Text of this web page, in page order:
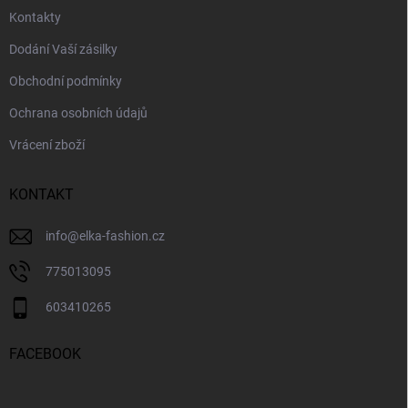
Kontakty
Dodání Vaší zásilky
Obchodní podmínky
Ochrana osobních údajů
Vrácení zboží
KONTAKT
info@elka-fashion.cz
775013095
603410265
FACEBOOK